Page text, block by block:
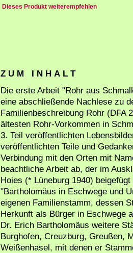
Dieses Produkt weiterempfehlen
Z U M I N H A L T
Die erste Arbeit "Rohr aus
eine abschließende Nachlese zu
Familienbeschreibung Rohr (DFA
ältesten Rohr-Vorkommen in
3. Teil veröffentlichten
veröffentlichten Teile und
Verbindung mit den Orten mit
beachtliche Arbeit ab, der im
Hoies (* Lüneburg 1940)
"Bartholomäus in Eschwege und
eigenen Familienstamm, dessen
Herkunft als Bürger in Eschwege
Dr. Erich Bartholomäus weitere
Burghofen, Creuzburg, Greußen,
Weißenhasel, mit denen er